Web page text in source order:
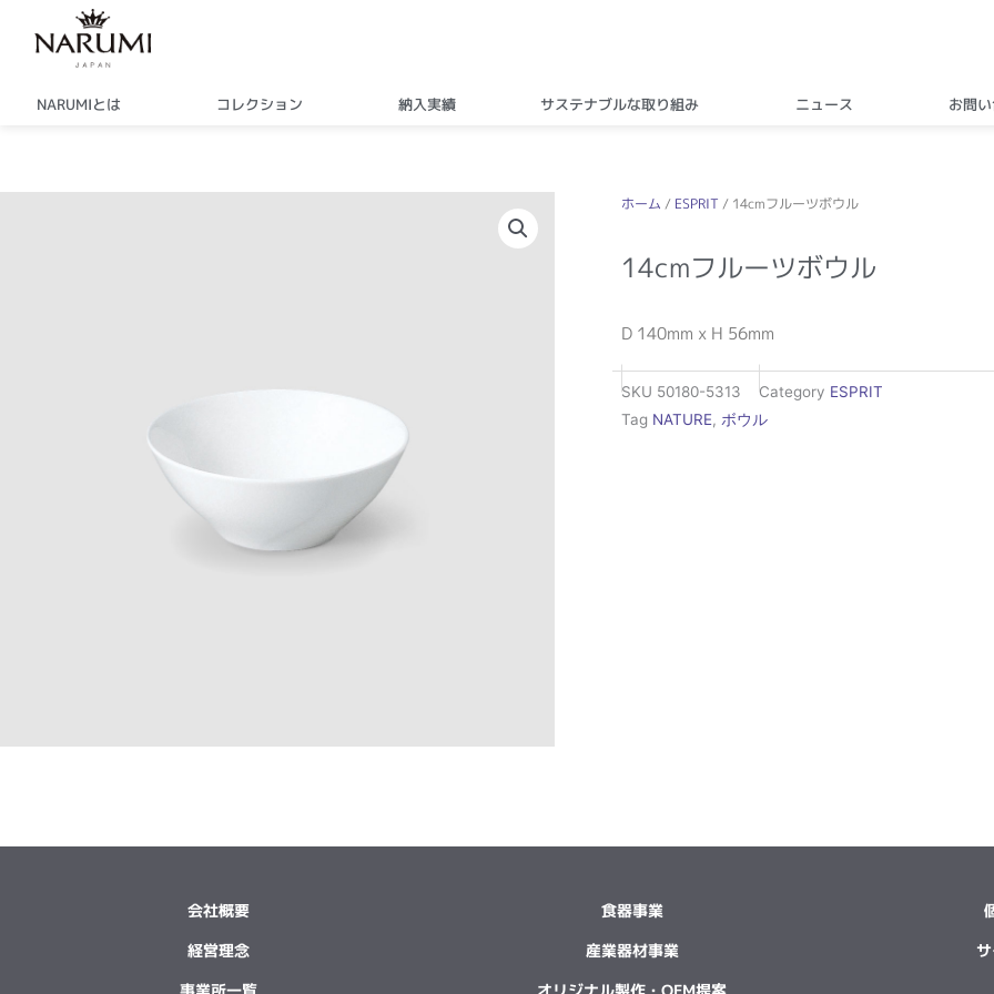
プ
NARUMIとは コレクション 納入実績 サステナブルな取り組み ニュース お問
ホーム / ESPRIT / 14cmフルーツボウル
14cmフルーツボウル
D 140mm x H 56mm
SKU 50180-5313 Category ESPRIT
Tag NATURE, ボウル
会社概要
経営理念
事業所一覧
食器事業
産業器材事業
オリジナル製作・OEM提案